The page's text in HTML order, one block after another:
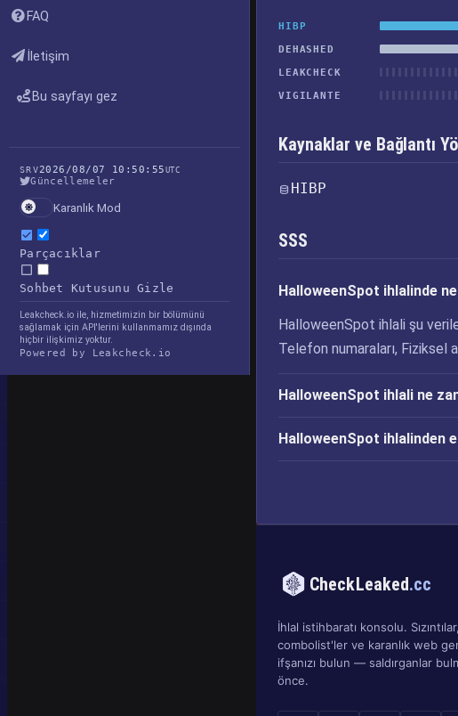
FAQ
İletişim
Bu sayfayı gez
SRV2026/08/07 10:50:55UTC
Güncellemeler
Karanlık Mod
Parçacıklar
Sohbet Kutusunu Gizle
Leakcheck.io ile, hizmetimizin bir bölümünü
sağlamak için API'lerini kullanmamız dışında
hiçbir ilişkimiz yoktur.
Powered by Leakcheck.io
HIBP
DEHASHED
LEAKCHECK
VIGILANTE
Kaynaklar ve Bağlantı
HIBP
SSS
HalloweenSpot ihlalinde ne
HalloweenSpot ihlali şu
Telefon numaraları, Fiziksel
HalloweenSpot ihlali ne
HalloweenSpot ihlalinden
CheckLeaked.cc
İhlal istihbaratı konsolu. Sızıntılar,
combolist'ler ve karanlık web
ifşanızı bulun — saldırganlar
önce.